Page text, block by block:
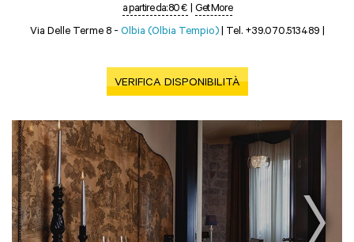
a partire da:80 € | Get More
Via Delle Terme 8 - Olbia (Olbia Tempio) | Tel. +39.070.513489 |
VERIFICA DISPONIBILITÀ